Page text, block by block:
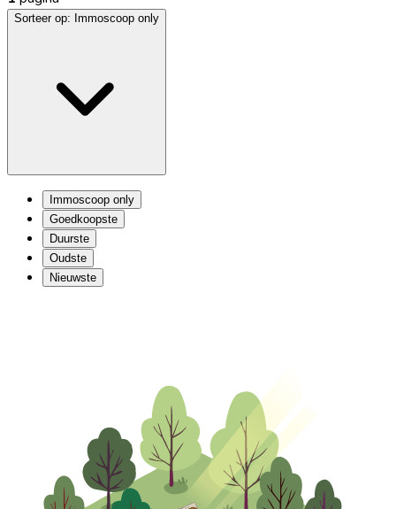
Sorteer op: Immoscoop only
Immoscoop only
Goedkoopste
Duurste
Oudste
Nieuwste